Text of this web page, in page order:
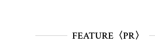
FEATURE〈PR〉